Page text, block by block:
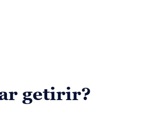
getirir?